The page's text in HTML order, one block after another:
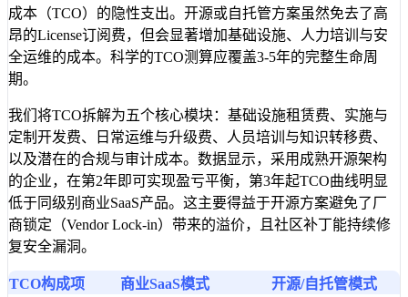
成本（TCO）的隐性支出。开源或自托管方案虽然免去了高
昂的License订阅费，但会显著增加基础设施、人力培训与安
全运维的成本。科学的TCO测算应覆盖3-5年的完整生命周
期。
我们将TCO拆解为五个核心模块：基础设施租赁费、实施与
定制开发费、日常运维与升级费、人员培训与知识转移费、
以及潜在的合规与审计成本。数据显示，采用成熟开源架构
的企业，在第2年即可实现盈亏平衡，第3年起TCO曲线明显
低于同级别商业SaaS产品。这主要得益于开源方案避免了厂
商锁定（Vendor Lock-in）带来的溢价，且社区补丁能持续修
复安全漏洞。
TCO构成项 商业SaaS模式
开源/自托管模式